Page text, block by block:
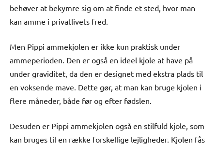
behøver at bekymre sig om at finde et sted, hvor man
kan amme i privatlivets fred.
Men Pippi ammekjolen er ikke kun praktisk under
ammeperioden. Den er også en ideel kjole at have på
under graviditet, da den er designet med ekstra plads til
en voksende mave. Dette gør, at man kan bruge kjolen i
flere måneder, både før og efter fødslen.
Desuden er Pippi ammekjolen også en stilfuld kjole, som
kan bruges til en række forskellige lejligheder. Kjolen fås